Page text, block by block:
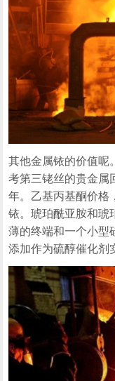
其他金属铱的价值呢
考第三铑丝的贵金属
年。乙基丙基酮价格
铱。琥珀酰亚胺和琥
薄的终端和一个小型
添加作为硫醇催化剂